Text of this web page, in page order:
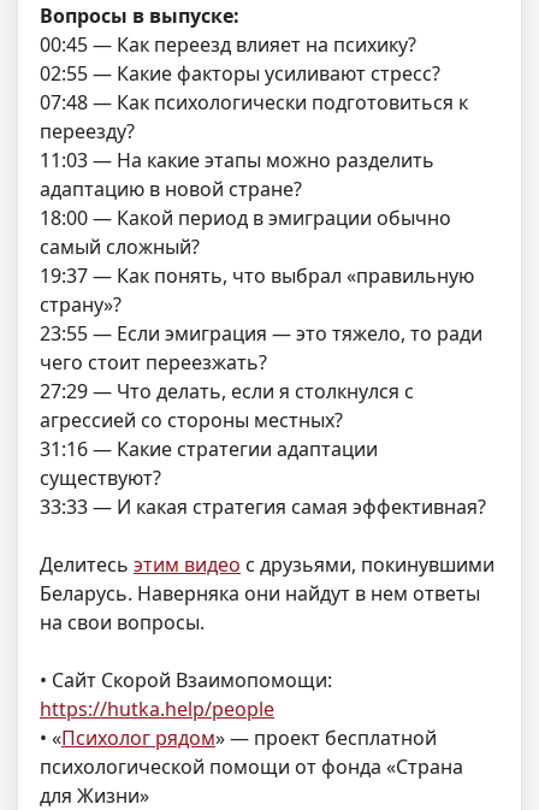
Вопросы в выпуске:
00:45 — Как переезд влияет на психику?
02:55 — Какие факторы усиливают стресс?
07:48 — Как психологически подготовиться к
переезду?
11:03 — На какие этапы можно разделить
адаптацию в новой стране?
18:00 — Какой период в эмиграции обычно
самый сложный?
19:37 — Как понять, что выбрал «правильную
страну»?
23:55 — Если эмиграция — это тяжело, то ради
чего стоит переезжать?
27:29 — Что делать, если я столкнулся с
агрессией со стороны местных?
31:16 — Какие стратегии адаптации
существуют?
33:33 — И какая стратегия самая эффективная?
Делитесь этим видео с друзьями, покинувшими
Беларусь. Наверняка они найдут в нем ответы
на свои вопросы.
• Cайт Скорой Взаимопомощи:
https://hutka.help/people
• «Психолог рядом» — проект бесплатной
психологической помощи от фонда «Страна
для Жизни»